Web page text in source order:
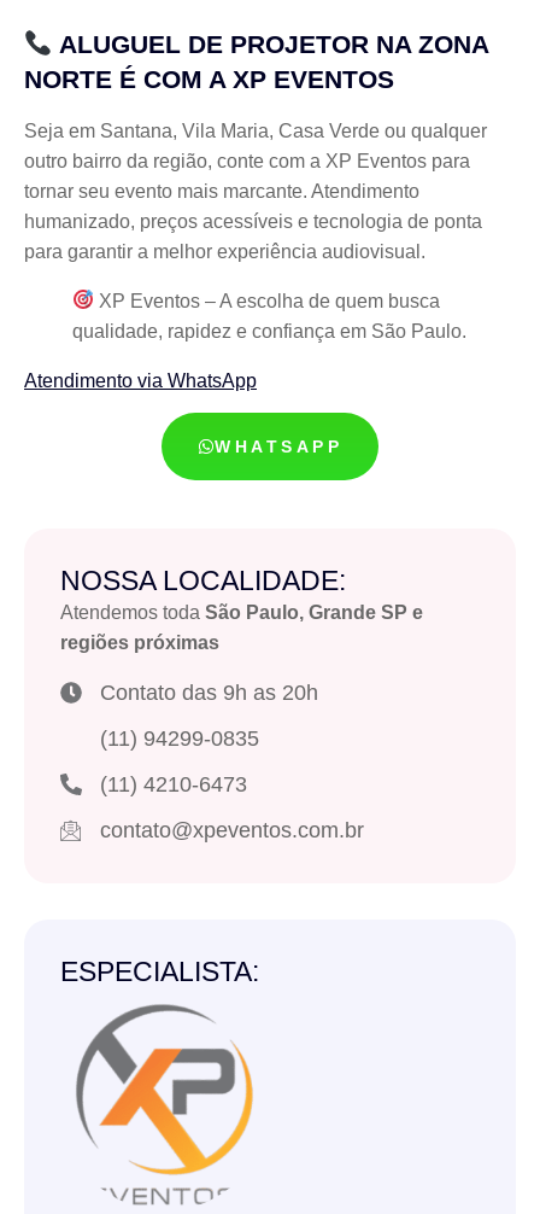
ALUGUEL DE PROJETOR NA ZONA
NORTE É COM A XP EVENTOS
Seja em Santana, Vila Maria, Casa Verde ou qualquer
outro bairro da região, conte com a XP Eventos para
tornar seu evento mais marcante. Atendimento
humanizado, preços acessíveis e tecnologia de ponta
para garantir a melhor experiência audiovisual.
XP Eventos – A escolha de quem busca
qualidade, rapidez e confiança em São Paulo.
Atendimento via WhatsApp
WHATSAPP
NOSSA LOCALIDADE:
Atendemos toda São Paulo, Grande SP e
regiões próximas
Contato das 9h as 20h
(11) 94299-0835
(11) 4210-6473
contato@xpeventos.com.br
ESPECIALISTA: